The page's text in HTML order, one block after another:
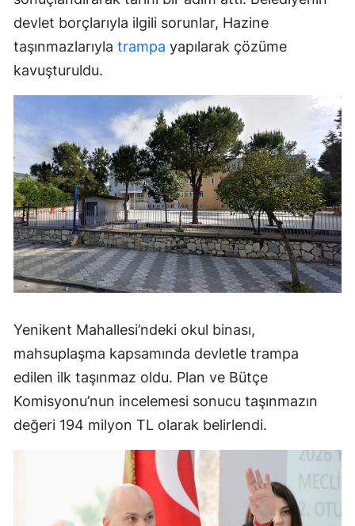
devlet borçlarıyla ilgili sorunlar, Hazine
taşınmazlarıyla trampa yapılarak çözüme
kavuşturuldu.
Yenikent Mahallesi’ndeki okul binası,
mahsuplaşma kapsamında devletle trampa
edilen ilk taşınmaz oldu. Plan ve Bütçe
Komisyonu’nun incelemesi sonucu taşınmazın
değeri 194 milyon TL olarak belirlendi.